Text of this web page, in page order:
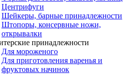
Центрифуги
Шейкеры, барные принадлежности
Штопоры, консервные ножи,
открывалки
принадлежности
Для мороженого
Для приготовления варенья и
фруктовых начинок